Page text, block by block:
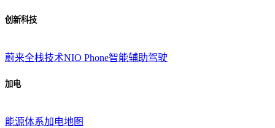
创新科技
蔚来全栈技术NIO Phone智能辅助驾驶
加电
能源体系加电地图